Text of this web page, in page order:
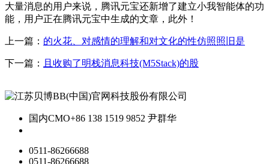
大量消息的用户来说，腾讯元宝还新增了建立小我智能体的功
能，用户正在腾讯元宝中生成的文章，此外！
上一篇： 的火花、对感情的理解和对文化的性仿照照旧是
下一篇： 且收购了明栈消息科技(M5Stack)的股
国内CMO+86 138 1519 9852 尹群华
0511-86266688
0511-86266688